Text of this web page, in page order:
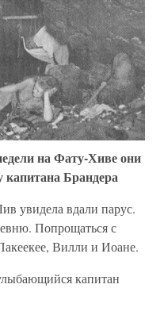
на Фату-Хиве они
Брандера
увидела вдали парус.
Попрощаться с
Вилли и Иоане.
капитан